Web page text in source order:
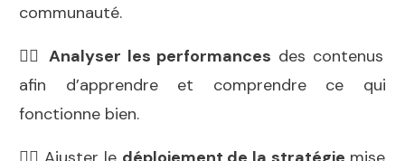
communauté.
👉🏻 Analyser les performances des contenus
afin d’apprendre et comprendre ce qui
fonctionne bien.